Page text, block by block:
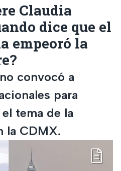
Claudia
dice que el
empeoró la
convocó a
para
tema de la
la CDMX.